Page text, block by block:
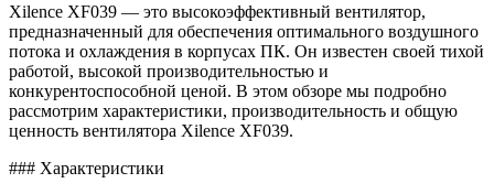
Xilence XF039 — это высокоэффективный вентилятор,
предназначенный для обеспечения оптимального воздушного
потока и охлаждения в корпусах ПК. Он известен своей тихой
работой, высокой производительностью и
конкурентоспособной ценой. В этом обзоре мы подробно
рассмотрим характеристики, производительность и общую
ценность вентилятора Xilence XF039.
### Характеристики